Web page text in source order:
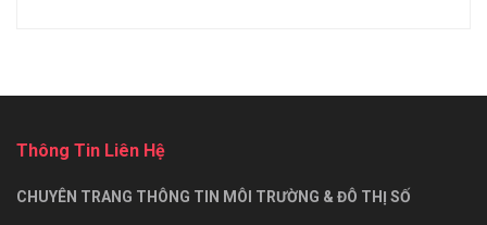
Thông Tin Liên Hệ
CHUYÊN TRANG THÔNG TIN MÔI TRƯỜNG & ĐÔ THỊ SỐ